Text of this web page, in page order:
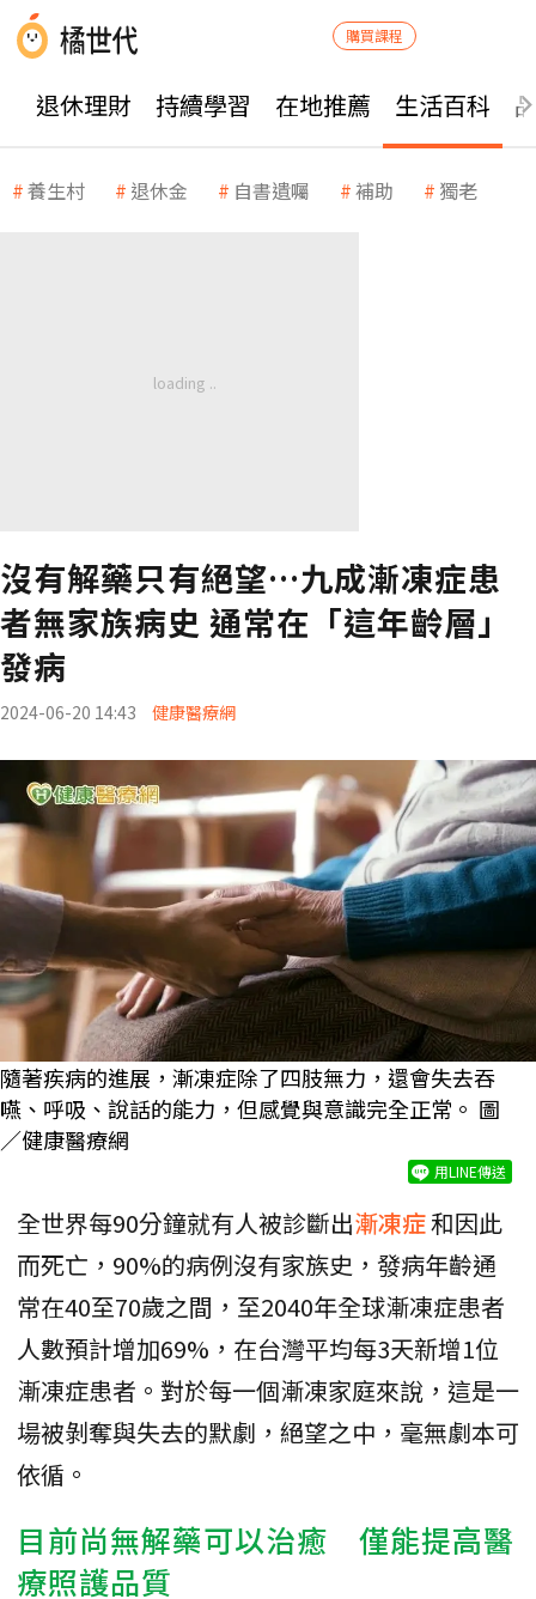
購買課程
退休理財 持續學習 在地推薦 生活百科
養生村 退休金 自書遺囑 補助 獨老
沒有解藥只有絕望…九成漸凍症患
者無家族病史 通常在「這年齡層」
發病
2024-06-20 14:43 健康醫療網
隨著疾病的進展，漸凍症除了四肢無力，還會失去吞
嚥、呼吸、說話的能力，但感覺與意識完全正常。 圖
／健康醫療網
用LINE傳送
全世界每90分鐘就有人被診斷出漸凍症和因此
而死亡，90%的病例沒有家族史，發病年齡通
常在40至70歲之間，至2040年全球漸凍症患者
人數預計增加69%，在台灣平均每3天新增1位
漸凍症患者。對於每一個漸凍家庭來說，這是一
場被剝奪與失去的默劇，絕望之中，毫無劇本可
依循。
目前尚無解藥可以治癒 僅能提高醫
療照護品質